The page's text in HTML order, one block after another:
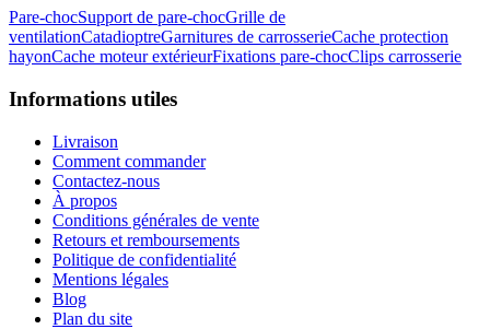
Pare-chocSupport de pare-chocGrille de
ventilationCatadioptreGarnitures de carrosserieCache protection
hayonCache moteur extérieurFixations pare-chocClips carrosserie
Informations utiles
Livraison
Comment commander
Contactez-nous
À propos
Conditions générales de vente
Retours et remboursements
Politique de confidentialité
Mentions légales
Blog
Plan du site